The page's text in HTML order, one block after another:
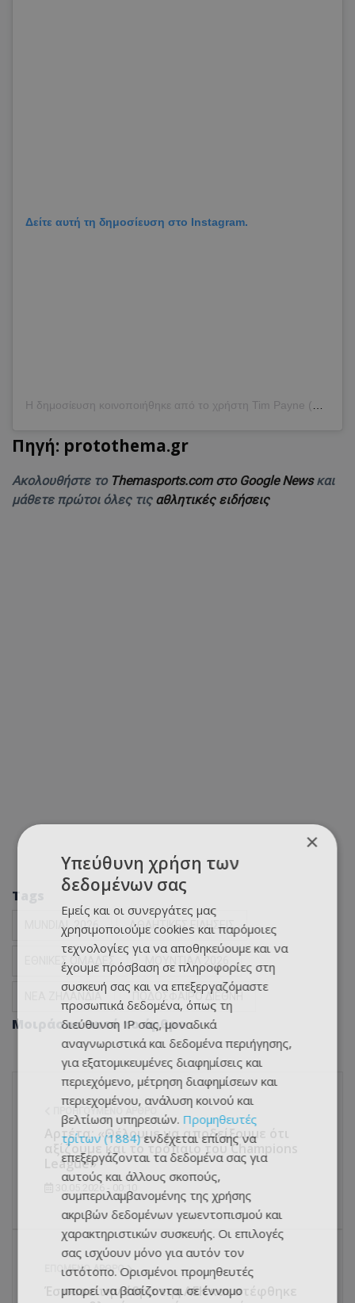
Δείτε αυτή τη δημοσίευση στο Instagram.
Πηγή: protothema.gr
Ακολουθήστε το Themasports.com στο Google Newsκαι
μάθετε πρώτοι όλες τις αθλητικές ειδήσεις
Tags
MUNDIAL 2026 ΑΘΛΗΤΙΚΕΣ ΕΙΔΗΣΕΙΣ
ΕΘΝΙΚΕΣ ΟΜΑΔΕΣ ΜΟΥΝΤΙΑΛ 2026
ΠΟΔΟΣΦΑΙΡΟ ΔΙΕΘΝΗ
Μοιράσου αυτό το άρθρο
ΠΡΟΗΓΟΎΜΕΝΟ ΆΡΘΡΟ
Αρτέτα: «Θέλουμε να αποδείξουμε ότι
αξίζουμε και το τρόπαιο του Champions
League»
30.05.2026 - 00:10
ΕΠΌΜΕΝΟ ΆΡΘΡΟ
Έσπασε την έδρα της ΑΕΚ και στέφθηκε
×
Υπεύθυνη χρήση των
δεδομένων σας
Εμείς και οι συνεργάτες μας
χρησιμοποιούμε cookies και παρόμοιες
τεχνολογίες για να αποθηκεύουμε και να
έχουμε πρόσβαση σε πληροφορίες στη
συσκευή σας και να επεξεργαζόμαστε
προσωπικά δεδομένα, όπως τη
διεύθυνση IP σας, μοναδικά
αναγνωριστικά και δεδομένα περιήγησης,
για εξατομικευμένες διαφημίσεις και
περιεχόμενο, μέτρηση διαφημίσεων και
περιεχομένου, ανάλυση κοινού και
βελτίωση υπηρεσιών. Προμηθευτές
τρίτων (1884) ενδέχεται επίσης να
επεξεργάζονται τα δεδομένα σας για
αυτούς και άλλους σκοπούς,
συμπεριλαμβανομένης της χρήσης
ακριβών δεδομένων γεωεντοπισμού και
χαρακτηριστικών συσκευής. Οι επιλογές
σας ισχύουν μόνο για αυτόν τον
ιστότοπο. Ορισμένοι προμηθευτές
μπορεί να βασίζονται σε έννομο